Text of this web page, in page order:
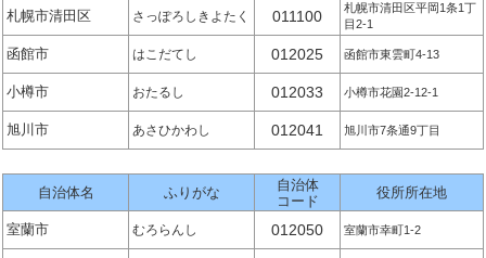
札幌市清田区 さっぽろしきよたく 011100
札幌市清田区平岡1条1丁
目2-1
函館市 はこだてし 012025 函館市東雲町4-13
小樽市 おたるし 012033 小樽市花園2-12-1
旭川市 あさひかわし 012041 旭川市7条通9丁目
自治体名 ふりがな
自治体
コード
役所所在地
室蘭市 むろらんし 012050 室蘭市幸町1-2